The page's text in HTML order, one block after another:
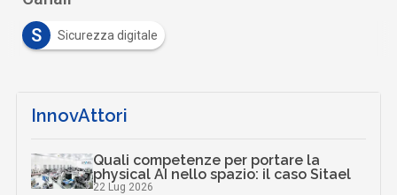
S
Sicurezza digitale
InnovAttori
Quali competenze per portare la
physical AI nello spazio: il caso Sitael
22 Lug 2026